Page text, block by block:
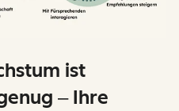
ist
‒ Ihre